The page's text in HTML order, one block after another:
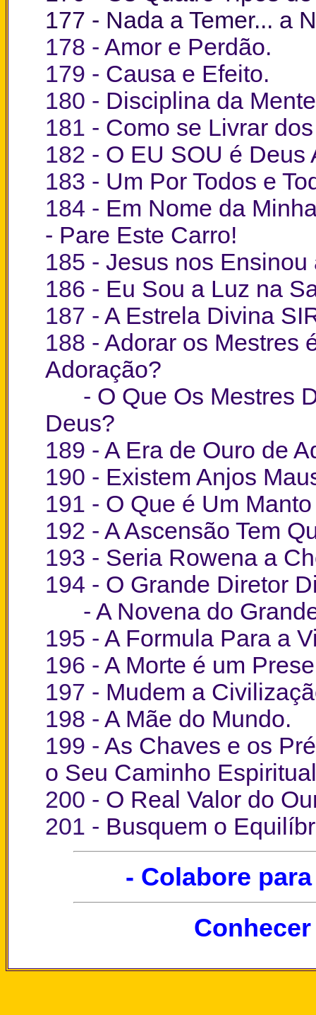
177 - Nada a Temer... a
178 - Amor e Perdão.
179 - Causa e Efeito.
180 - Disciplina da
181 - Como se Livrar
182 - O EU SOU é Deus
183 - Um Por Todos e
184 - Em Nome da
- Pare Este Carro!
185 - Jesus nos
186 - Eu Sou a Luz na
187 - A Estrela Divina
188 - Adorar os Mestres
Adoração?
- O Que Os Mestres
Deus?
189 - A Era de Ouro de
190 - Existem Anjos
191 - O Que é Um
192 - A Ascensão Tem
193 - Seria Rowena a
194 - O Grande Diretor
- A Novena do
195 - A Formula Para a
196 - A Morte é um
197 - Mudem a
198 - A Mãe do Mundo.
199 - As Chaves e os
o Seu Caminho
200 - O Real Valor do
201 - Busquem o
- Colabore